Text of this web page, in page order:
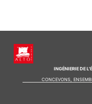
INGÉNIERIE DE
CONCEVONS,